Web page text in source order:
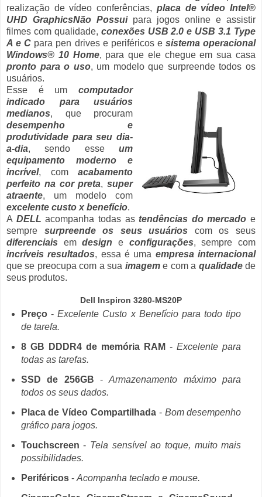
realização de vídeo conferências, placa de vídeo Intel®
UHD GraphicsNão Possuipara jogos online e assistir
filmes com qualidade, conexões USB 2.0 e USB 3.1 Type
A e C para pen drives e periféricos e sistema operacional
Windows® 10 Home, para que ele chegue em sua casa
pronto para o uso, um modelo que surpreende todos os
usuários.
Esse é um computador
indicado para usuários
medianos, que procuram
desempenho e
produtividade para seu dia-
a-dia, sendo esse um
equipamento moderno e
incrível, com acabamento
perfeito na cor preta, super
atraente, um modelo com
excelente custo x benefício.
A DELL acompanha todas astendências do mercado e
sempre surpreende os seus usuários com os seus
diferenciais emdesign e configurações, sempre com
incríveis resultados, essa é uma empresa internacional
que se preocupa com a sua imageme com a qualidadede
seus produtos.
Dell Inspiron 3280-MS20P
Preço-Excelente Custo x Benefício para todo tipo
de tarefa.
8 GB DDDR4 de memória RAM -Excelente para
todas as tarefas.
SSD de 256GB -Armazenamento máximo para
todos os seus dados.
Placa de Vídeo Compartilhada - Bom desempenho
gráfico para jogos.
Touchscreen - Tela sensível ao toque, muito mais
possibilidades.
Periféricos- Acompanha teclado e mouse.